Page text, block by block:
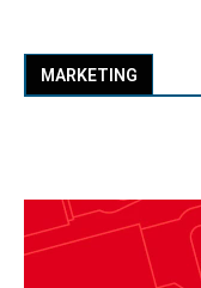
MARKETING